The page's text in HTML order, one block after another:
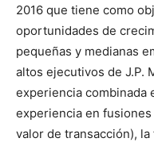
2016 que tiene como
oportunidades de
pequeñas y medianas
altos ejecutivos de J.P.
experiencia combinada
experiencia en
valor de transacción),